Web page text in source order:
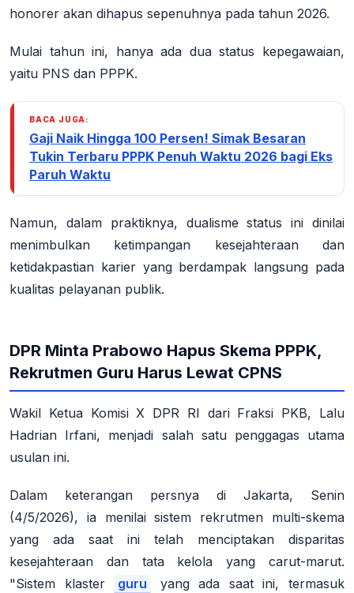
honorer akan dihapus sepenuhnya pada tahun 2026.
Mulai tahun ini, hanya ada dua status kepegawaian,
yaitu PNS dan PPPK.
BACA JUGA:
Gaji Naik Hingga 100 Persen! Simak Besaran
Tukin Terbaru PPPK Penuh Waktu 2026 bagi Eks
Paruh Waktu
Namun, dalam praktiknya, dualisme status ini dinilai
menimbulkan ketimpangan kesejahteraan dan
ketidakpastian karier yang berdampak langsung pada
kualitas pelayanan publik.
DPR Minta Prabowo Hapus Skema PPPK,
Rekrutmen Guru Harus Lewat CPNS
Wakil Ketua Komisi X DPR RI dari Fraksi PKB, Lalu
Hadrian Irfani, menjadi salah satu penggagas utama
usulan ini.
Dalam keterangan persnya di Jakarta, Senin
(4/5/2026), ia menilai sistem rekrutmen multi-skema
yang ada saat ini telah menciptakan disparitas
kesejahteraan dan tata kelola yang carut-marut.
"Sistem klaster
guru
yang ada saat ini, termasuk